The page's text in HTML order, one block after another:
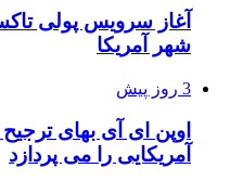
آغاز سرویس پولی
شهر آمریکا
3 روز پیش
اوپن ای آی بهای
آمریکایی را می پردازد